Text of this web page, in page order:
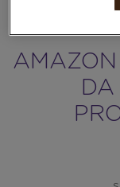
AMAZON
DA